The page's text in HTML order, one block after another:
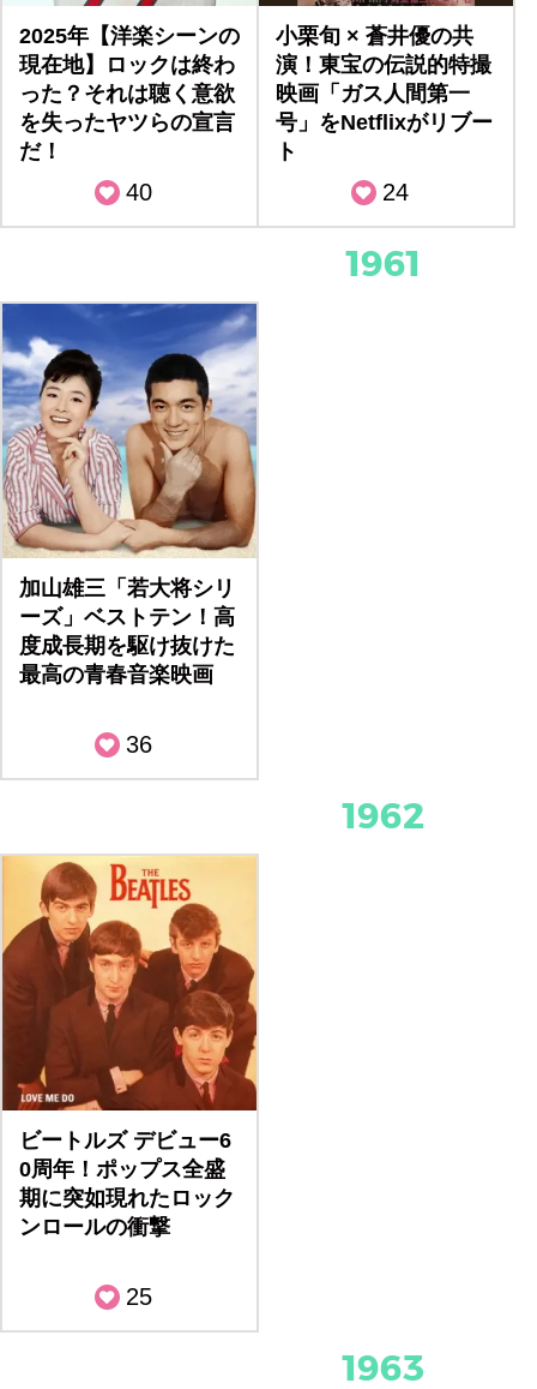
2025年【洋楽シーンの
現在地】ロックは終わ
った？それは聴く意欲
を失ったヤツらの宣言
だ！
40
小栗旬 × 蒼井優の共
演！東宝の伝説的特撮
映画「ガス人間第一
号」をNetflixがリブー
ト
24
1961
加山雄三「若大将シリ
ーズ」ベストテン！高
度成長期を駆け抜けた
最高の青春音楽映画
36
1962
ビートルズ デビュー6
0周年！ポップス全盛
期に突如現れたロック
ンロールの衝撃
25
1963